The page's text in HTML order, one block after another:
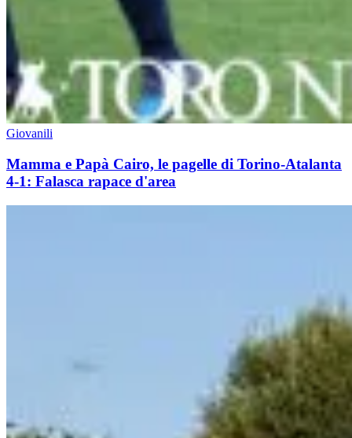
Giovanili
Mamma e Papà Cairo, le pagelle di Torino-Atalanta
4-1: Falasca rapace d'area